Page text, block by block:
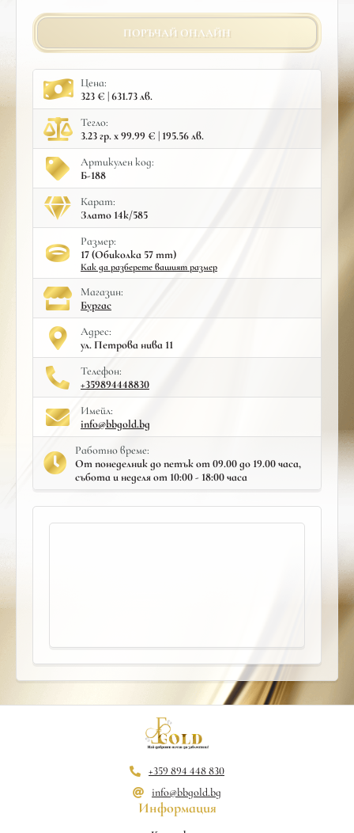
ПОРЪЧАЙ ОНЛАЙН
Цена:
323 € | 631.73 лв.
Тегло:
3.23 гр. x 99.99 € | 195.56 лв.
Артикулен код:
Б-188
Карат:
Злато 14к/585
Размер:
17 (Обиколка 57 mm)
Как да разберете вашият размер
Mагазин:
Бургас
Адрес:
ул. Петрова нива 11
Телефон:
+359894448830
Имейл:
info@bbgold.bg
Работно време:
От понеделник до петък от 09.00 до 19.00 часа,
събота и неделя от 10:00 - 18:00 часа
+359 894 448 830
info@bbgold.bg
Информация